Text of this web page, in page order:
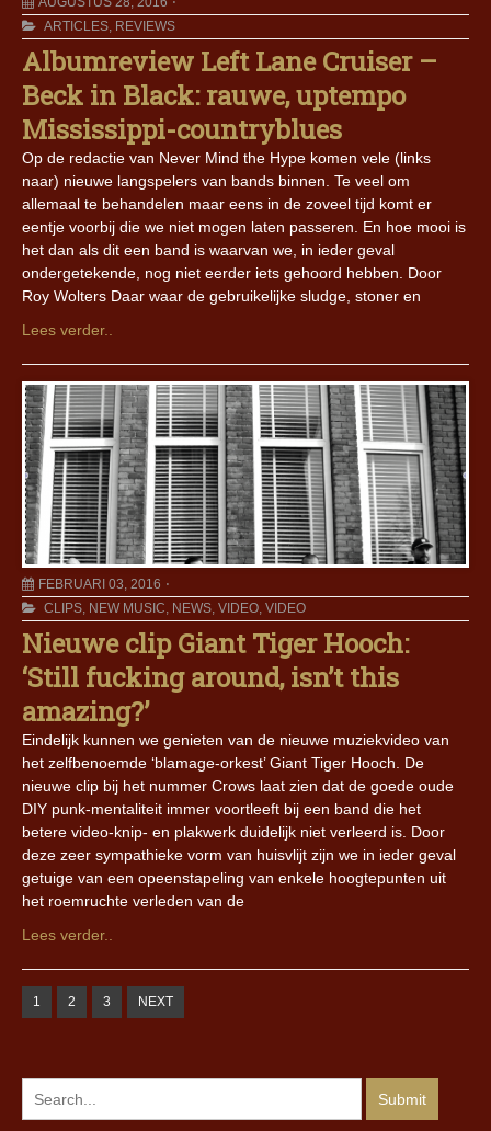
ARTICLES, REVIEWS
Albumreview Left Lane Cruiser –
Beck in Black: rauwe, uptempo
Mississippi-countryblues
Op de redactie van Never Mind the Hype komen vele (links
naar) nieuwe langspelers van bands binnen. Te veel om
allemaal te behandelen maar eens in de zoveel tijd komt er
eentje voorbij die we niet mogen laten passeren. En hoe mooi is
het dan als dit een band is waarvan we, in ieder geval
ondergetekende, nog niet eerder iets gehoord hebben. Door
Roy Wolters Daar waar de gebruikelijke sludge, stoner en
Lees verder..
FEBRUARI 03, 2016
CLIPS, NEW MUSIC, NEWS, VIDEO, VIDEO
Nieuwe clip Giant Tiger Hooch:
‘Still fucking around, isn’t this
amazing?’
Eindelijk kunnen we genieten van de nieuwe muziekvideo van
het zelfbenoemde ‘blamage-orkest’ Giant Tiger Hooch. De
nieuwe clip bij het nummer Crows laat zien dat de goede oude
DIY punk-mentaliteit immer voortleeft bij een band die het
betere video-knip- en plakwerk duidelijk niet verleerd is. Door
deze zeer sympathieke vorm van huisvlijt zijn we in ieder geval
getuige van een opeenstapeling van enkele hoogtepunten uit
het roemruchte verleden van de
Lees verder..
1 2 3 NEXT